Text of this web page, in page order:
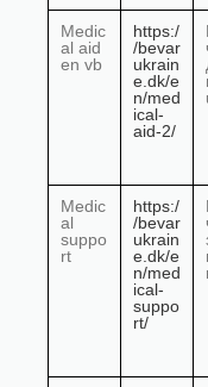
Medic
al aid
en vb
https:/
/bevar
ukrain
e.dk/e
n/med
ical-
aid-2/
Medic
al
suppo
rt
https:/
/bevar
ukrain
e.dk/e
n/med
ical-
suppo
rt/